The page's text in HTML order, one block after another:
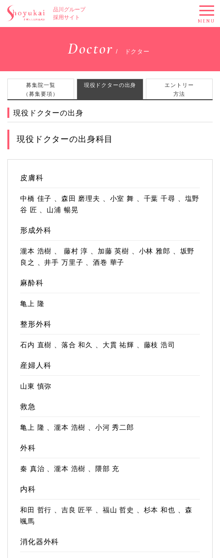
品川グループ
採用サイト
MENU
Doctor ドクター
募集院一覧
（募集要項）
現役ドクターの出身
エントリー
方法
現役ドクターの出身
現役ドクターの出身科目
皮膚科
中橋 佳子 、森田 磨理夫 、小室 舞 、千葉 千尋 、塩野
谷 匠 、山浦 暢晃
形成外科
瀧本 浩樹 、 藤村 淳 、加藤 英樹 、小林 雅郎 、坂野
良之 、井手 万里子 、酒巻 華子
麻酔科
亀上 隆
整形外科
石内 直樹 、落合 和久 、大貫 祐輝 、藤枝 浩司
産婦人科
山東 慎弥
救急
亀上 隆 、瀧本 浩樹 、小河 秀二郎
外科
秦 真治 、瀧本 浩樹 、隈部 充
内科
和田 哲行 、吉良 匠平 、福山 哲史 、杉本 和也 、森
颯馬
消化器外科